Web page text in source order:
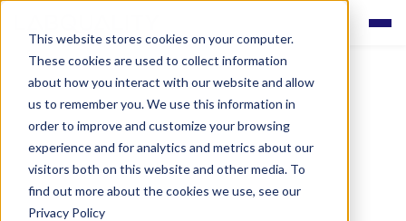
This website stores cookies on your computer.
These cookies are used to collect information
about how you interact with our website and allow
us to remember you. We use this information in
order to improve and customize your browsing
experience and for analytics and metrics about our
visitors both on this website and other media. To
find out more about the cookies we use, see our
Privacy Policy